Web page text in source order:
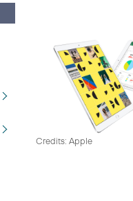
Credits: Apple